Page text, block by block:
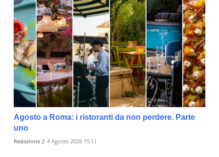
Agosto a Roma: i ristoranti da non perdere. Parte
uno
Redazione 2 4 Agosto 2026 15:11